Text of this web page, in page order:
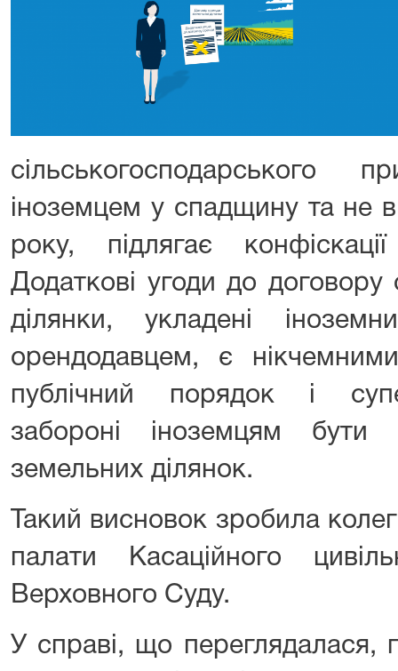
сільськогосподарського
іноземцем у спадщину та не
року, підлягає
Додаткові угоди до договору
ділянки, укладені
орендодавцем, є
публічний порядок і
забороні іноземцям бути
земельних ділянок.
Такий висновок зробила
палати Касаційного
Верховного Суду.
У справі, що переглядалася,